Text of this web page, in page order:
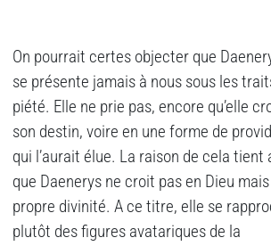
On pourrait certes objecter que
se présente jamais à nous sous les
piété. Elle ne prie pas, encore qu’elle
son destin, voire en une forme de
qui l’aurait élue. La raison de cela tient
que Daenerys ne croit pas en Dieu
propre divinité. A ce titre, elle se
plutôt des figures avatariques de la